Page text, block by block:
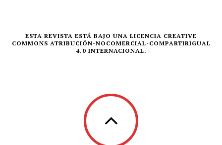
ESTA REVISTA ESTÁ BAJO UNA LICENCIA CREATIVE
COMMONS ATRIBUCIÓN-NOCOMERCIAL-COMPARTIRIGUAL
4.0 INTERNACIONAL.